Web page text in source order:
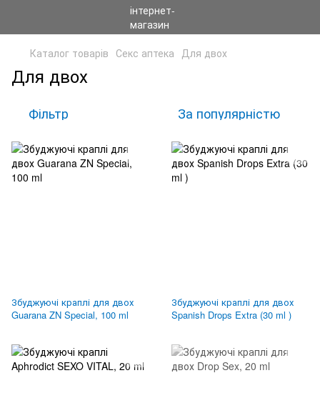
Каталог товарів Секс аптека Для двох
Для двох
Фільтр За популярністю
Збуджуючі краплі для двох
Guarana ZN Special, 100 ml
Збуджуючі краплі для двох
Spanish Drops Extra (30 ml )